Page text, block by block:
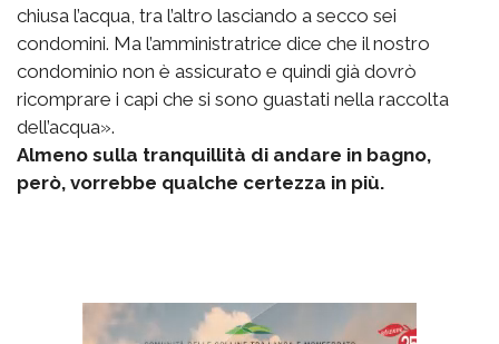
chiusa l’acqua, tra l’altro lasciando a secco sei
condomini. Ma l’amministratrice dice che il nostro
condominio non è assicurato e quindi già dovrò
ricomprare i capi che si sono guastati nella raccolta
dell’acqua».
Almeno sulla tranquillità di andare in bagno,
però, vorrebbe qualche certezza in più.